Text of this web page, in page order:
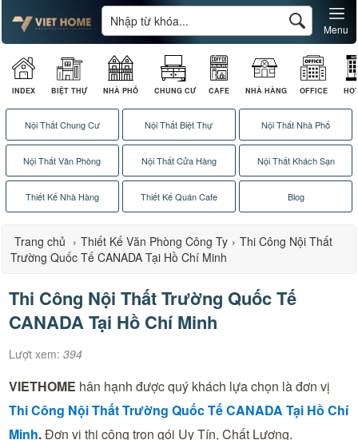
INDEX BIỆT THỰ NHÀ PHỐ CHUNG CƯ CAFE NHÀ HÀNG OFFICE
Menu
Nội Thất Chung Cư Nội Thất Biệt Thự Nội Thất Nhà Phố
Nội Thất Văn Phòng Nội Thất Cửa Hàng Nội Thất Khách Sạn
Thiết Kế Nhà Hàng Thiết Kế Quán Cafe Blog
Trang chủ › Thiết Kế Văn Phòng Công Ty › Thi Công Nội Thất
Trường Quốc Tế CANADA Tại Hồ Chí Minh
Thi Công Nội Thất Trường Quốc Tế
CANADA Tại Hồ Chí Minh
Lượt xem:394
VIETHOME hân hạnh được quý khách lựa chọn là đơn vị
Thi Công Nội Thất Trường Quốc Tế CANADA Tại Hồ Chí
Minh.Đơn vị thi công trọn gói Uy Tín, Chất Lượng.